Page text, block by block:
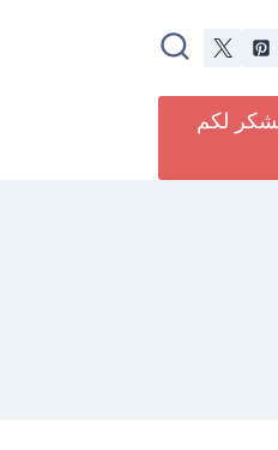
لكم